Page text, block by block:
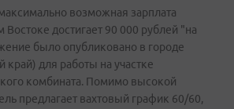
возможная зарплата
достигает 90 000 рублей "на
было опубликовано в городе
край) для работы на участке
комбината. Помимо высокой
предлагает вахтовый график 60/60,